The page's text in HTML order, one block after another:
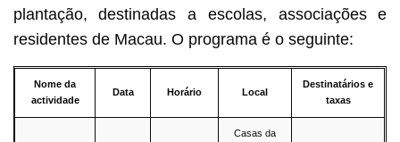
plantação, destinadas a escolas, associações e
residentes de Macau. O programa é o seguinte:
Nome da
actividade
Data Horário Local
Destinatários e
taxas
Casas da